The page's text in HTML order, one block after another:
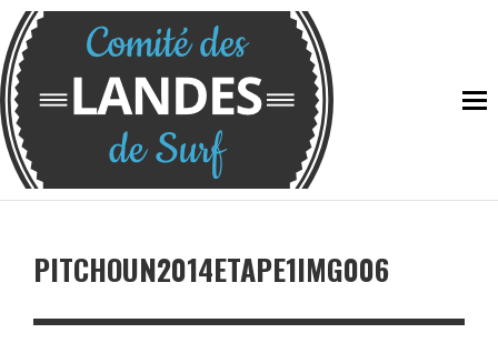
PITCHOUN2014ETAPE1IMG006